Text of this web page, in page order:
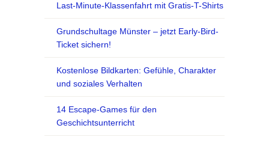
Last-Minute-Klassenfahrt mit Gratis-T-Shirts
Grundschultage Münster – jetzt Early-Bird-
Ticket sichern!
Kostenlose Bildkarten: Gefühle, Charakter
und soziales Verhalten
14 Escape-Games für den
Geschichtsunterricht